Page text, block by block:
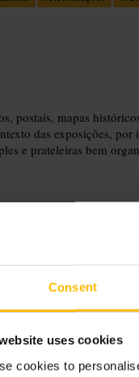
Consent
uses cookies
cookies to
postais, mapas
das exposições, por
e prateleiras bem
museu para comparar
algo local. Peça ajuda
para facilitar compras e
North Wall, Dublin 1,